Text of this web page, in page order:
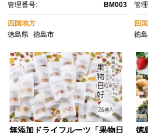
管理番号:
BM003
四国地方
徳島県
徳島市
管
四
徳
無添加ドライフルーツ「果物日 徳